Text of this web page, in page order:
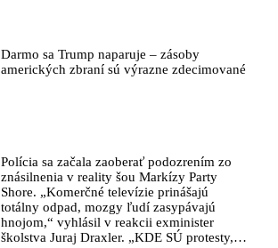
Darmo sa Trump naparuje – zásoby
amerických zbraní sú výrazne zdecimované
Polícia sa začala zaoberať podozrením zo
znásilnenia v reality šou Markízy Party
Shore. „Komerčné televízie prinášajú
totálny odpad, mozgy ľudí zasypávajú
hnojom,“ vyhlásil v reakcii exminister
školstva Juraj Draxler. „KDE SÚ protesty,